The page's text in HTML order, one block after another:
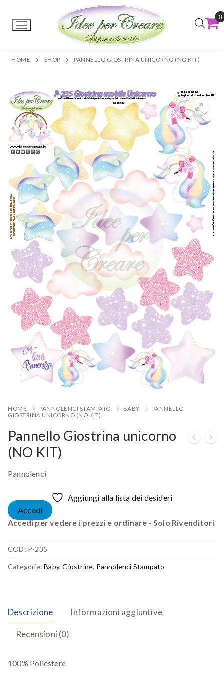
0
HOME SHOP PANNELLO GIOSTRINA UNICORNO (NO KIT)
HOME PANNOLENCI STAMPATO BABY
PANNELLO
GIOSTRINA UNICORNO (NO KIT)
Pannello Giostrina unicorno
(NO KIT)
Pannolenci
Aggiungi alla lista dei desideri
Accedi
Accedi per vedere i prezzi e ordinare - Solo Rivenditori
COD: P-235
Categorie:Baby,Giostrine, Pannolenci Stampato
Descrizione Informazioni aggiuntive
Recensioni (0)
100% Poliestere